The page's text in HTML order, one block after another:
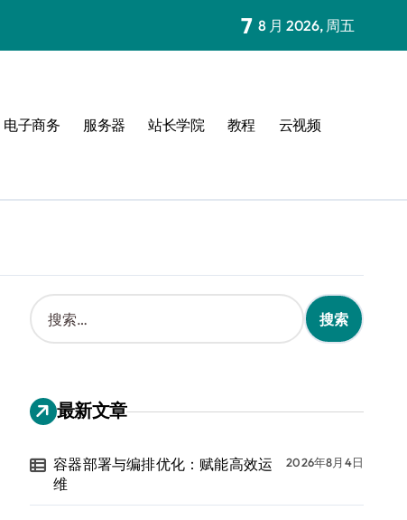
7 8 月 2026, 周五
电子商务 服务器 站长学院 教程 云视频
搜
索
：
最新文章
容器部署与编排优化：赋能高效运
维
2026年8月4日